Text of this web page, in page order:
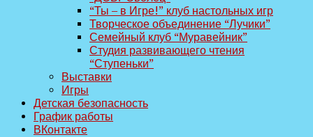
“Ты – в Игре!” клуб настольных игр
Творческое объединение “Лучики”
Семейный клуб “Муравейник”
Студия развивающего чтения
“Ступеньки”
Выставки
Игры
Детская безопасность
График работы
ВКонтакте